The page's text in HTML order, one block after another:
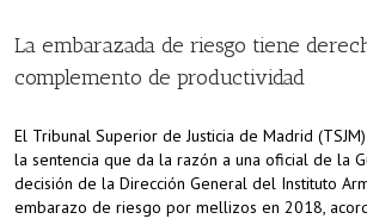
La embarazada de riesgo tiene
complemento de productividad
El Tribunal Superior de Justicia de Madrid
la sentencia que da la razón a una oficial de la
decisión de la Dirección General del Instituto
embarazo de riesgo por mellizos en 2018,